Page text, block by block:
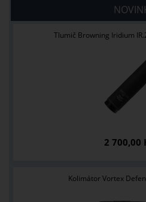
Tlumič Browning Iridium
2 700,00
Kolimátor Vortex